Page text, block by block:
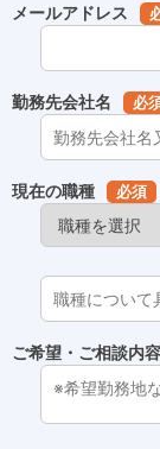
メールアドレス
勤務先会社名 必
現在の職種 必須
ご希望・ご相談内